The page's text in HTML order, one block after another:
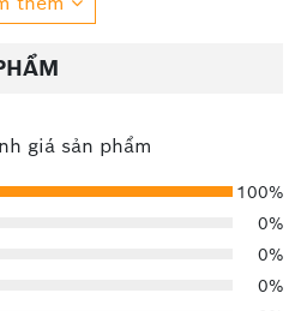
Belden 16AWG 1 đôi chống
giá sản phẩm
100%
0%
0%
0%